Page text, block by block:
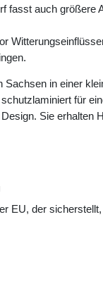
fasst auch größere
Sachsen in einer
für
Sie erhalten
EU, der